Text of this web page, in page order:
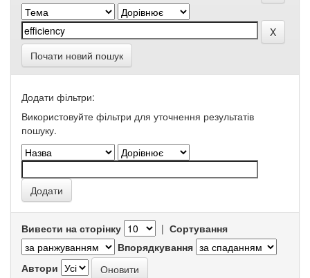
Почати новий пошук
Додати фільтри:
Використовуйте фільтри для уточнення результатів
пошуку.
Вивести на сторінку | Сортування
Впорядкування
Автори